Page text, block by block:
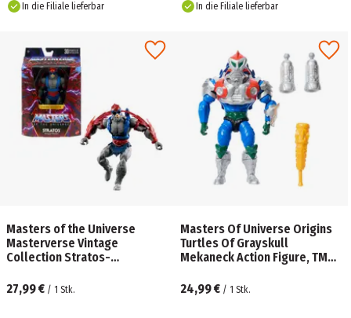
In die Filiale lieferbar
In die Filiale lieferbar
Masters of the Universe
Masterverse Vintage
Collection Stratos-
27,99 € / 1 Stk.
Masters Of Universe Origins
Turtles Of Grayskull
Mekaneck Action Figure, TMNT
24,99 € / 1 Stk.